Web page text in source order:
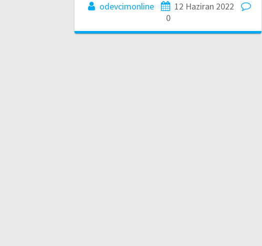
odevcimonline
12 Haziran 2022
0